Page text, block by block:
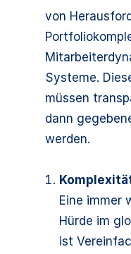
von
Systeme.
müssen
dann
werden.
Eine immer
Hürde im
ist